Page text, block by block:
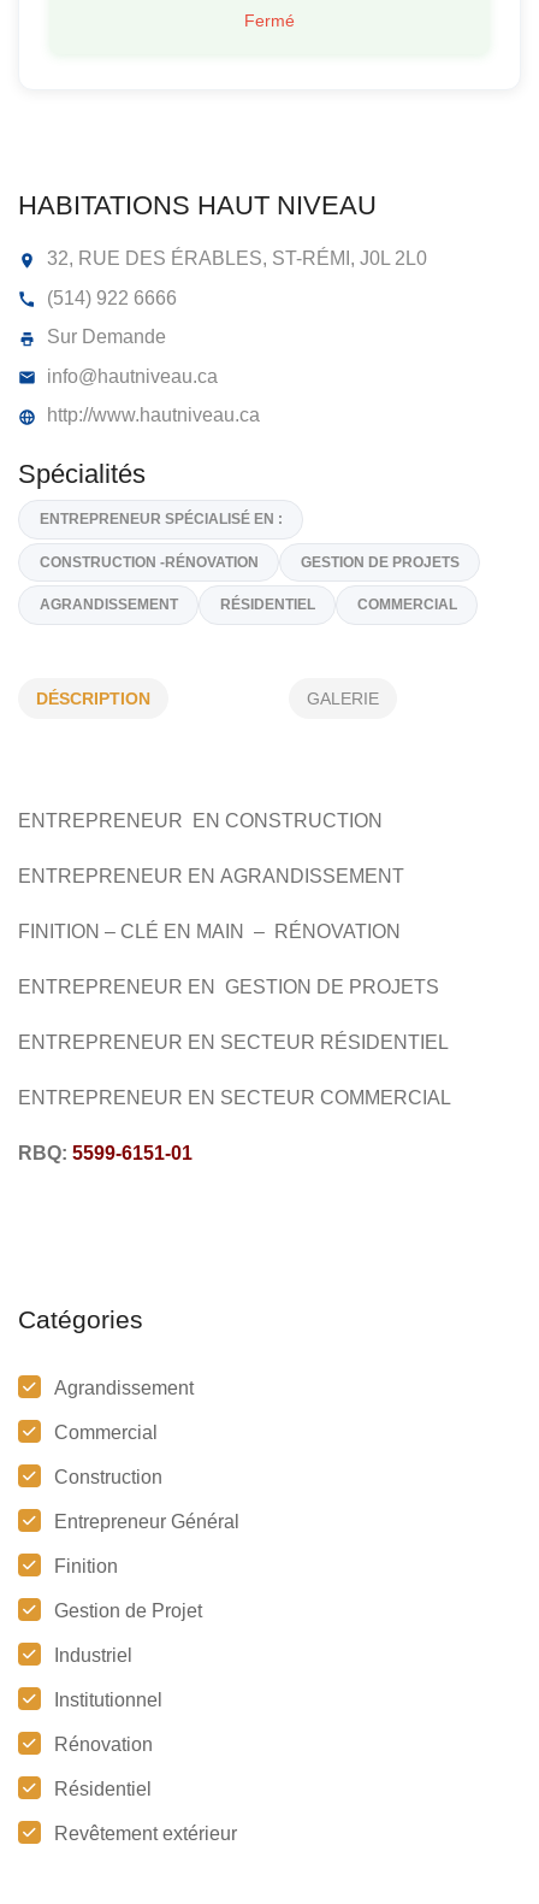
HABITATIONS HAUT NIVEAU
(514) 922 6666
Sur Demande
info@hautniveau.ca
http://www.hautniveau.ca
AGRANDISSEMENT RÉSIDENTIEL
DÉSCRIPTION GALERIE
ENTREPRENEUR EN CONSTRUCTION
ENTREPRENEUR EN AGRANDISSEMENT
FINITION – CLÉ EN MAIN – RÉNOVATION
ENTREPRENEUR EN GESTION DE PROJETS
ENTREPRENEUR EN SECTEUR RÉSIDENTIEL
ENTREPRENEUR EN SECTEUR COMMERCIAL
RBQ: 5599-6151-01
Catégories
Agrandissement
Commercial
Construction
Entrepreneur Général
Finition
Gestion de Projet
Industriel
Institutionnel
Rénovation
Résidentiel
Revêtement extérieur
Fermé